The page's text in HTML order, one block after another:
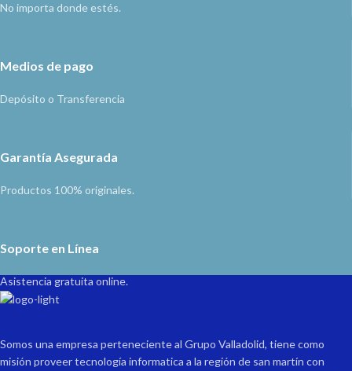
No importa donde estés.
Medios de pago
Depósito o Transferencia
Garantía Asegurada
Productos 100% originales.
Soporte en Línea
Asistencia gratuita online.
Somos una empresa perteneciente al Grupo Valladolid, tiene como
misión proveer tecnología informatica a la región de san martín con